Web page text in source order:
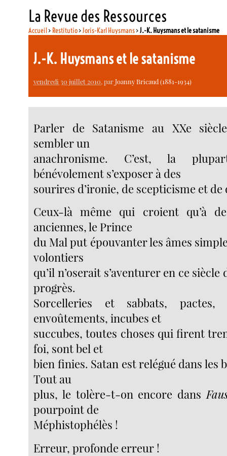
La Revue des Ressources
Accueil> Restitutio>Joris-Karl Huysmans>J.-K. Huysmans et le satanisme
J.-K. Huysmans et le satanisme
vendredi 30 juillet 2010, parJoanny Bricaud (1881-1934)
Parler de Satanisme au XXe
sembler un
anachronisme. C’est, la
bénévolement s’exposer à des
sourires d’ironie, de scepticisme et de
Ceux-là même qui croient qu’à
anciennes, le Prince
du Mal put épouvanter les âmes
volontiers
qu’il n’oserait s’aventurer en ce
progrès.
Sorcelleries et sabbats, pactes,
envoûtements, incubes et
succubes, toutes choses qui firent
foi, sont bel et
bien finies. Satan est relégué dans les
Tout au
plus, le tolère-t-on encore dans
pourpoint de
Méphistophélès !
Erreur, profonde erreur !